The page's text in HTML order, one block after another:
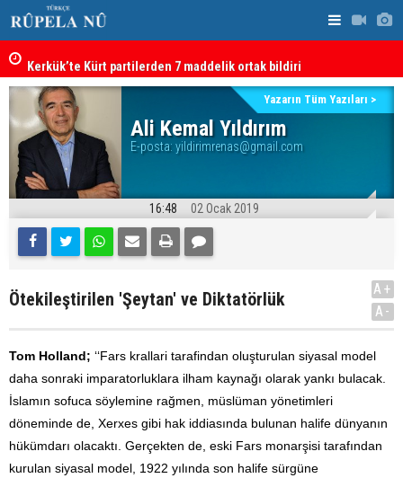
Kerkük’te Kürt partilerden 7 maddelik ortak bildiri
Ali Kemal Yıldırım
E-posta: yildirimrenas@gmail.com
Yazarın Tüm Yazıları >
16:48 02 Ocak 2019
Ötekileştirilen 'Şeytan' ve Diktatörlük
A+
A-
Tom Holland; ‘‘Fars krallari tarafindan oluşturulan siyasal model
daha sonraki imparatorluklara ilham kaynağı olarak yankı bulacak.
İslamın sofuca söylemine rağmen, müslüman yönetimleri
döneminde de, Xerxes gibi hak iddiasında bulunan halife dünyanın
hükümdarı olacaktı. Gerçekten de, eski Fars monarşisi tarafından
kurulan siyasal model, 1922 yılında son halife sürgüne